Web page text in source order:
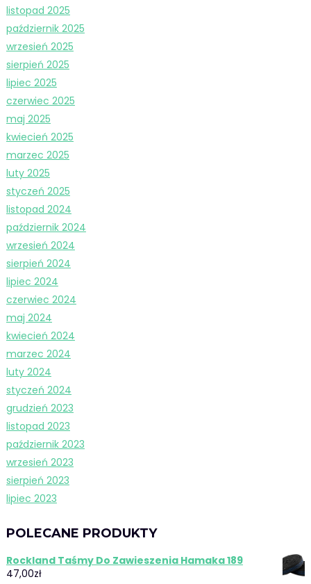
listopad 2025
październik 2025
wrzesień 2025
sierpień 2025
lipiec 2025
czerwiec 2025
maj 2025
kwiecień 2025
marzec 2025
luty 2025
styczeń 2025
listopad 2024
październik 2024
wrzesień 2024
sierpień 2024
lipiec 2024
czerwiec 2024
maj 2024
kwiecień 2024
marzec 2024
luty 2024
styczeń 2024
grudzień 2023
listopad 2023
październik 2023
wrzesień 2023
sierpień 2023
lipiec 2023
POLECANE PRODUKTY
Rockland Taśmy Do Zawieszenia Hamaka 189
47,00zł